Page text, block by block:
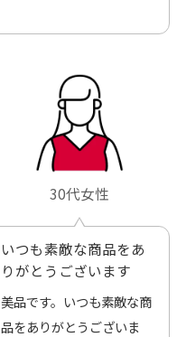
30代女性
いつも素敵な商品をあ
りがとうございます
美品です。いつも素敵な商
品をありがとうございま